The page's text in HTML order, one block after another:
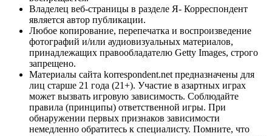
Владелец веб-страницы в разделе Я- Корреспондент
является автор публикации.
Любое копирование, перепечатка и воспроизведение
фотографий и/или аудиовизуальных материалов,
принадлежащих правообладателю Getty Images, строго
запрещено.
Материалы сайта korrespondent.net предназначены для
лиц старше 21 года (21+). Участие в азартных играх
может вызвать игровую зависимость. Соблюдайте
правила (принципы) ответственной игры. При
обнаружении первых признаков зависимости
немедленно обратитесь к специалисту. Помните, что